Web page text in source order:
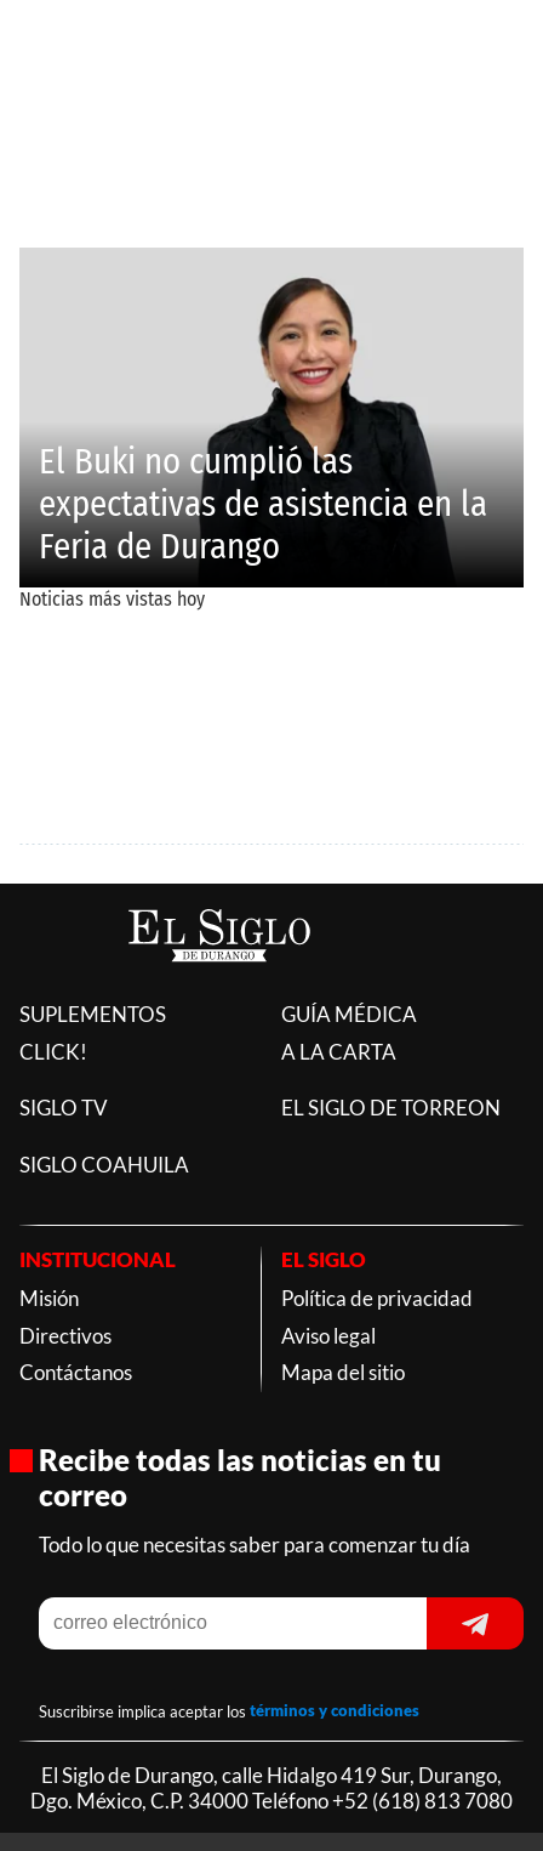
SUPLEMENTOS
CLICK!
GUÍA MÉDICA
A LA CARTA
SIGLO TV EL SIGLO DE TORREON
SIGLO COAHUILA
INSTITUCIONAL
Misión
Directivos
Contáctanos
EL SIGLO
Política de privacidad
Aviso legal
Mapa del sitio
Recibe todas las noticias en tu
correo
Todo lo que necesitas saber para comenzar tu día
Suscribirse implica aceptar los términos y condiciones
El Siglo de Durango, calle Hidalgo 419 Sur, Durango,
Dgo. México, C.P. 34000 Teléfono+52 (618) 813 7080